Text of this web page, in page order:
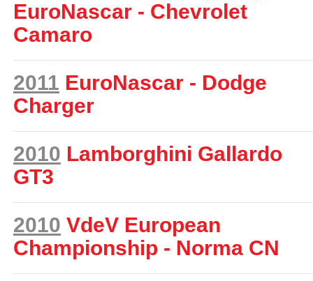
EuroNascar - Chevrolet
Camaro
2011 EuroNascar - Dodge
Charger
2010 Lamborghini Gallardo
GT3
2010 VdeV European
Championship - Norma CN